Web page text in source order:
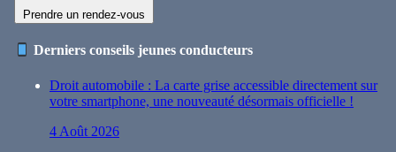
Prendre un rendez-vous
Derniers conseils jeunes conducteurs
Droit automobile : La carte grise accessible directement sur
votre smartphone, une nouveauté désormais officielle !
4 Août 2026